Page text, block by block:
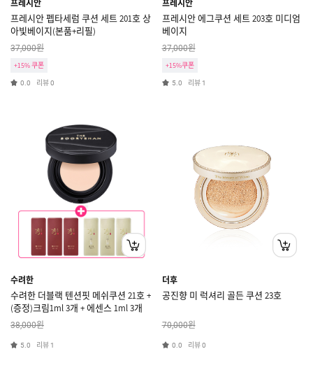
프레시안
프레시안 펩타세럼 쿠션 세트 201호 상
아빛베이지(본품+리필)
37,000원
+15% 쿠폰
0.0 리뷰0
프레시안
프레시안 에그쿠션 세트 203호 미디엄
베이지
37,000원
+15%쿠폰
5.0 리뷰 1
수려한
수려한 더블랙 텐션핏 메쉬쿠션 21호 +
(증정)크림1ml 3개 + 에센스 1ml 3개
38,000원
5.0 리뷰 1
더후
공진향 미 럭셔리 골든 쿠션 23호
70,000원
0.0 리뷰0